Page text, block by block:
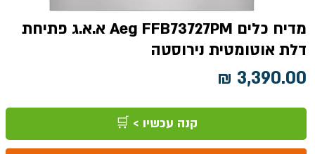
מדיח כלים Aeg FFB73727PM א.א.ג פתיחת
דלת אוטומטית נירוסטה
קנה עכשיו > 🛒